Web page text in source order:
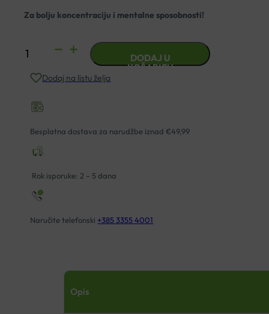
Za bolju koncentraciju i mentalne sposobnosti!
ESPRICO
A60
DODAJ U
KOŠARICU
Dodaj na listu želja
Besplatna dostava za narudžbe iznad €49,99
Rok isporuke: 2 – 5 dana
Naručite telefonski +385 3355 4001
Opis